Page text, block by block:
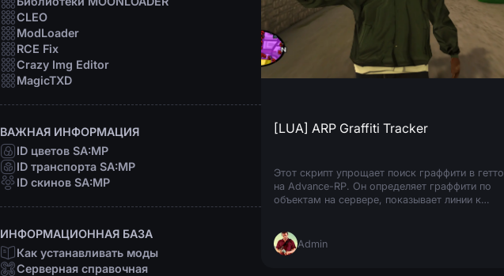
Радары
Программы
CLEO
ModLoader
RCE Fix
Crazy Img Editor
MagicTXD
ВАЖНАЯ ИНФОРМАЦИЯ
ID цветов SA:MP
ID транспорта SA:MP
ID скинов SA:MP
ИНФОРМАЦИОННАЯ БАЗА
Как устанавливать моды
Серверная справочная
[LUA] ARP Graffiti Tracker
Этот скрипт упрощает поиск граффити в гетто
на Advance-RP. Он определяет граффити по
объектам на сервере, показывает линии к
Admin